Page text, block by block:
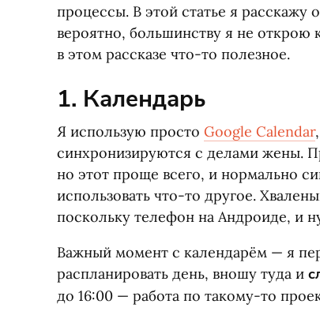
процессы. В этой статье я расскажу
вероятно, большинству я не открою
в этом рассказе что-то полезное.
1. Календарь
Я использую просто Google Calendar
синхронизируются с делами жены.
но этот проще всего, и нормально
использовать что-то другое.
поскольку телефон на Андроиде, и
Важный момент с календарём — я
распланировать день, вношу туда и
до 16:00 — работа по такому-то